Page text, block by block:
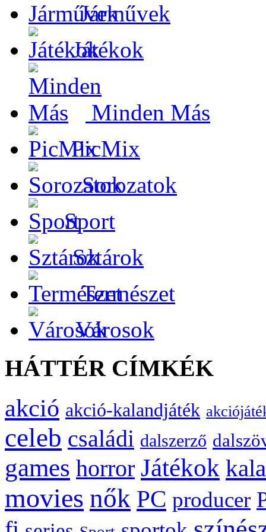
Járművek
Játékok
Minden Más
PicMix
Sorozatok
Sport
Sztárok
Természet
Városok
HÁTTÉR CÍMKÉK
akció akció-kalandjáték
celeb családi dalszerző
games horror Játékok
movies nők PC producer